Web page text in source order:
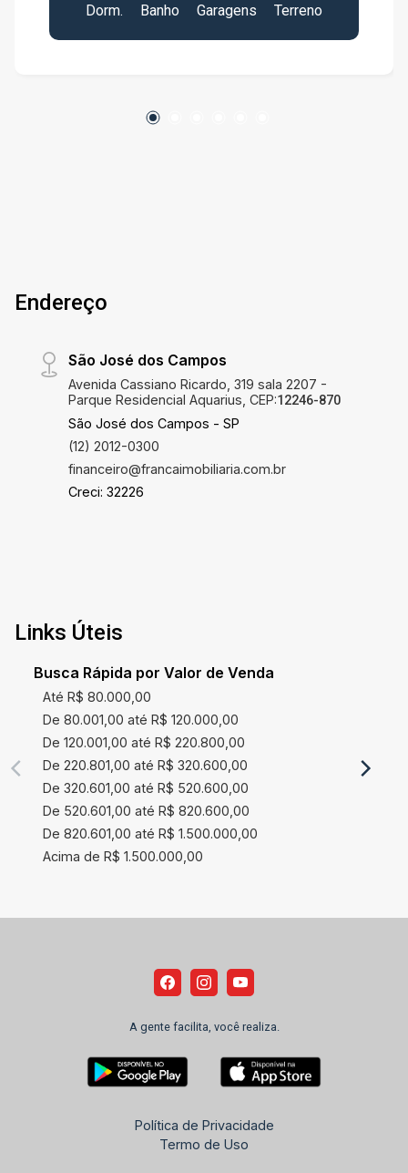
cooktop - Sala integrada com conceito aberto e
ótimo fluxo entre os ambientes - Área de
preparado para futura instalação de piscina
Entre em contato para mais informações ou para
você estava esperando no Villa Branca!
Dorm.
Banho
Garagens
Terreno
Endereço
São José dos Campos
Avenida Cassiano Ricardo, 319 sala 2207 -
Parque Residencial Aquarius, CEP:12246-870
São José dos Campos - SP
(12) 2012-0300
financeiro@francaimobiliaria.com.br
Creci: 32226
Links Úteis
Busca Rápida por Valor de Venda
Até R$ 80.000,00
De 80.001,00 até R$ 120.000,00
De 120.001,00 até R$ 220.800,00
De 220.801,00 até R$ 320.600,00
De 320.601,00 até R$ 520.600,00
De 520.601,00 até R$ 820.600,00
De 820.601,00 até R$ 1.500.000,00
Acima de R$ 1.500.000,00
A gente facilita, você realiza.
Política de Privacidade
Termo de Uso